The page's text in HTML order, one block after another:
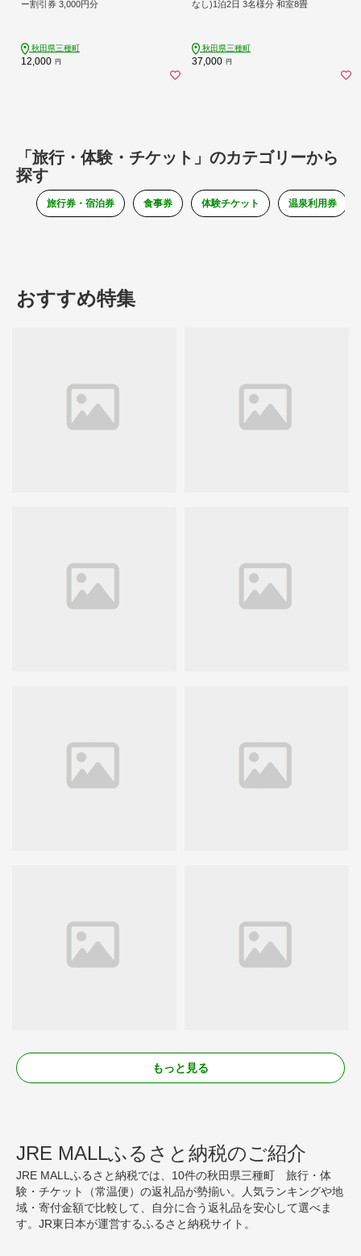
ー割引券 3,000円分
秋田県三種町
12,000 円
なし)1泊2日 3名様分 和室8畳
秋田県三種町
37,000 円
「旅行・体験・チケット」のカテゴリーから
探す
旅行券・宿泊券 食事券 体験チケット 温泉利用券
おすすめ特集
もっと見る
JRE MALLふるさと納税のご紹介
JRE MALLふるさと納税では、10件の秋田県三種町 旅行・体
験・チケット（常温便）の返礼品が勢揃い。人気ランキングや地
域・寄付金額で比較して、自分に合う返礼品を安心して選べま
す。JR東日本が運営するふるさと納税サイト。